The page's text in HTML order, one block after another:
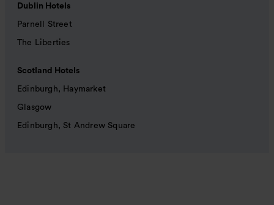
Dublin Hotels
Parnell Street
The Liberties
Scotland Hotels
Edinburgh, Haymarket
Glasgow
Edinburgh, St Andrew Square